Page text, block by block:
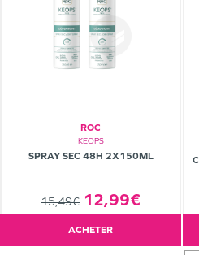
ROC
KEOPS
SPRAY SEC 48H 2X150ML
15,49€ 12,99€
ACHETER